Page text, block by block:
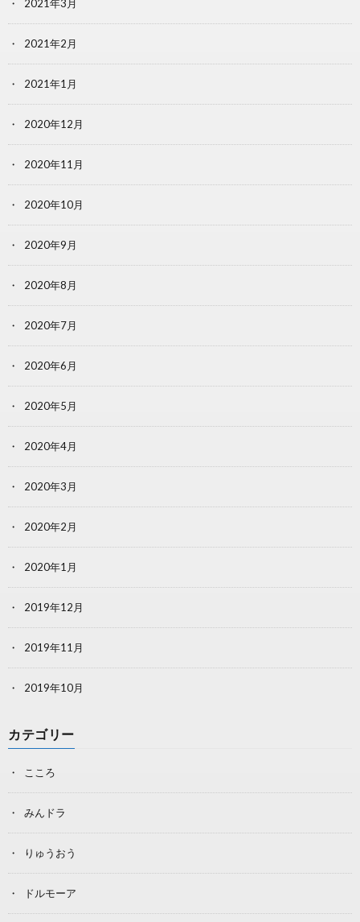
2021年3月
2021年2月
2021年1月
2020年12月
2020年11月
2020年10月
2020年9月
2020年8月
2020年7月
2020年6月
2020年5月
2020年4月
2020年3月
2020年2月
2020年1月
2019年12月
2019年11月
2019年10月
カテゴリー
こころ
みんドラ
りゅうおう
ドルモーア